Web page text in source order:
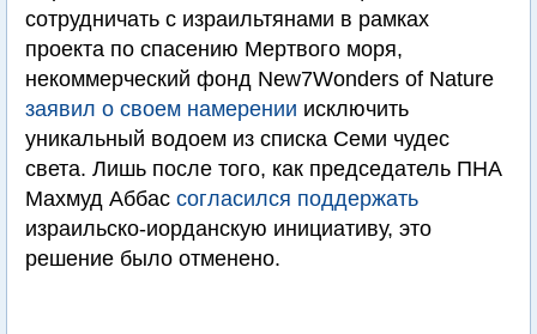
сотрудничать с израильтянами в рамках
проекта по спасению Мертвого моря,
некоммерческий фонд New7Wonders of Nature
заявил о своем намерении исключить
уникальный водоем из списка Семи чудес
света. Лишь после того, как председатель ПНА
Махмуд Аббас согласился поддержать
израильско-иорданскую инициативу, это
решение было отменено.